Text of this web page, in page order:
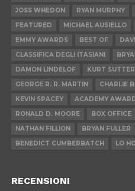
JOSS WHEDON
RYAN MURPHY
FEATURED
MICHAEL AUSIELLO
EMMY AWARDS
BEST OF
CLASSIFICA DEGLI ITASIANI
DAMON LINDELOF
KURT SUTTER
GEORGE R. R. MARTIN
CHARLIE
KEVIN SPACEY
ACADEMY
RONALD D. MOORE
BOX OFFICE
NATHAN FILLION
BRYAN FULLER
BENEDICT CUMBERBATCH
LO
RECENSIONI